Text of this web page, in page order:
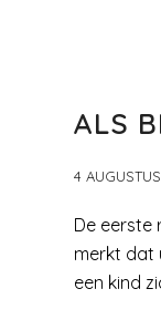
ALS
4
De eerste
merkt dat
een kind